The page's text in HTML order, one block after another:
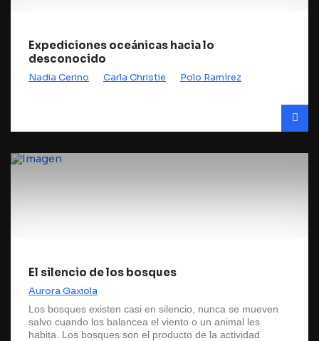
Expediciones oceánicas hacia lo
desconocido
Nadia Cerino Carla Christie Polo Ramírez
El silencio de los bosques
Aurora Gaxiola
Los bosques existen casi en silencio, nunca se mueven
salvo cuando los balancea el viento o un animal les
habita. Los bosques son el producto de la actividad